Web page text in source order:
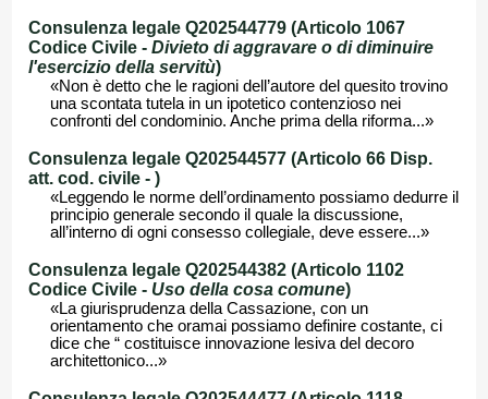
Consulenza legale Q202544779 (Articolo 1067
Codice Civile - Divieto di aggravare o di diminuire
l'esercizio della servitù)
«Non è detto che le ragioni dell’autore del quesito trovino
una scontata tutela in un ipotetico contenzioso nei
confronti del condominio. Anche prima della riforma...»
Consulenza legale Q202544577 (Articolo 66 Disp.
att. cod. civile - )
«Leggendo le norme dell’ordinamento possiamo dedurre il
principio generale secondo il quale la discussione,
all’interno di ogni consesso collegiale, deve essere...»
Consulenza legale Q202544382 (Articolo 1102
Codice Civile - Uso della cosa comune)
«La giurisprudenza della Cassazione, con un
orientamento che oramai possiamo definire costante, ci
dice che “ costituisce innovazione lesiva del decoro
architettonico...»